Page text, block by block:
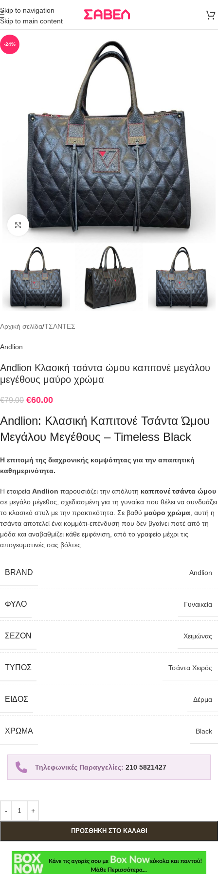
Skip to navigation
Skip to main content
άνω των 80€
Παραγγελία
-24%
Click to enlarge
Αρχική σελίδα/ΤΣΑΝΤΕΣ
Andlion
Andlion Κλασική τσάντα ώμου καπιτονέ μεγάλου
μεγέθους μαύρο χρώμα
€79.00 €60.00
Andlion: Κλασική Καπιτονέ Τσάντα Ώμου
Μεγάλου Μεγέθους – Timeless Black
Η επιτομή της διαχρονικής κομψότητας για την απαιτητική
καθημερινότητα.
Η εταιρεία Andlion παρουσιάζει την απόλυτη καπιτονέ τσάντα ώμου
σε μεγάλο μέγεθος, σχεδιασμένη για τη γυναίκα που θέλει να συνδυάζει
το κλασικό στυλ με την πρακτικότητα. Σε βαθύ μαύρο χρώμα, αυτή η
τσάντα αποτελεί ένα κομμάτι-επένδυση που δεν βγαίνει ποτέ από τη
μόδα και αναβαθμίζει κάθε εμφάνιση, από το γραφείο μέχρι τις
απογευματινές σας βόλτες.
BRAND Andlion
ΦΎΛΟ Γυναικεία
ΣΕΖΌΝ Χειμώνας
TΎΠΟΣ Τσάντα Χειρός
ΕΊΔΟΣ Δέρμα
ΧΡΏΜΑ Black
Τηλεφωνικές Παραγγελίες: 210 5821427
ΠΡΟΣΘΉΚΗ ΣΤΟ ΚΑΛΆΘΙ